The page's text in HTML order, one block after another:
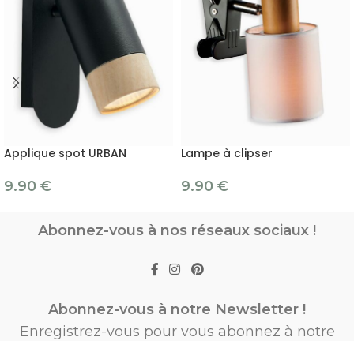
Applique spot URBAN
9.90 €
Lampe à clipser
9.90 €
Abonnez-vous à nos réseaux sociaux !
Abonnez-vous à notre Newsletter !
Enregistrez-vous pour vous abonnez à notre